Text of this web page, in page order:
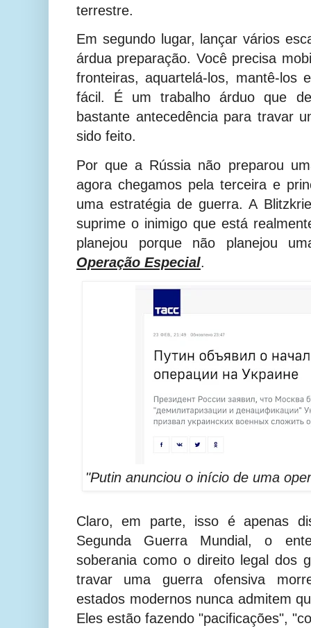
terrestre.
Em segundo lugar, lançar vários
árdua preparação. Você precisa
fronteiras, aquartelá-los, mantê-los
fácil. É um trabalho árduo que
bastante antecedência para travar
sido feito.
Por que a Rússia não preparou
agora chegamos pela terceira e
uma estratégia de guerra. A
suprime o inimigo que está
planejou porque não planejou
Operação Especial.
"Putin anunciou o início de uma
Claro, em parte, isso é apenas
Segunda Guerra Mundial, o
soberania como o direito legal dos
travar uma guerra ofensiva
estados modernos nunca admitem
Eles estão fazendo "pacificações",